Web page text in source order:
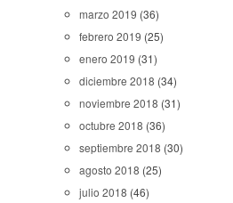
marzo 2019 (36)
febrero 2019 (25)
enero 2019 (31)
diciembre 2018 (34)
noviembre 2018 (31)
octubre 2018 (36)
septiembre 2018 (30)
agosto 2018 (25)
julio 2018 (46)